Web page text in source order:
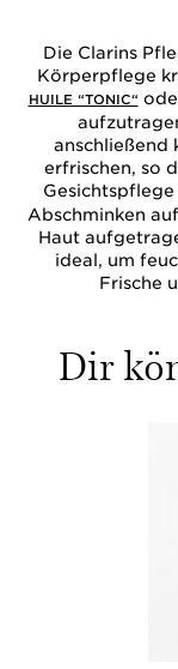
Die Clarins
Körperpflege
HUILE “TONIC“
anschließend
erfrischen, so
Abschminken
Haut
ideal, um
Frische
Dir